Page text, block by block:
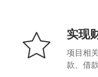
实现
项目相
款、借